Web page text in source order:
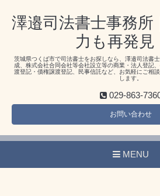
澤邉司法書士事務所
力も再発見
茨城県つくば市で司法書士をお探しなら、澤邉司法書
成、株式会社合同会社等会社設立等の商業・法人登記
渡登記・債権譲渡登記、民事信託など、お気軽にご相
します。
029-863-
お問い合わせ
MENU